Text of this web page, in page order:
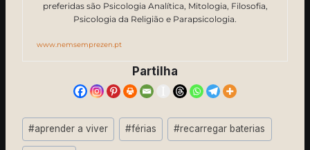
preferidas são Psicologia Analítica, Mitologia, Filosofia,
Psicologia da Religião e Parapsicologia.
www.nemsemprezen.pt
Partilha
Post
Tags:
#aprender a viver #férias #recarregar baterias